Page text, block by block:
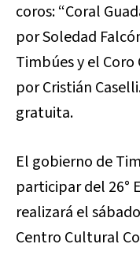
coros: “Coral
por Soledad
Timbúes y el
por Cristián
gratuita.
El gobierno de
participar del 26°
realizará el
Centro Cultural